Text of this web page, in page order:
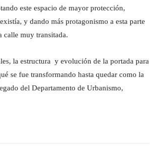
este espacio de mayor protección,
y dando más protagonismo a esta parte
calle muy transitada.
la estructura y evolución de la portada para
se fue transformando hasta quedar como la
del Departamento de Urbanismo,